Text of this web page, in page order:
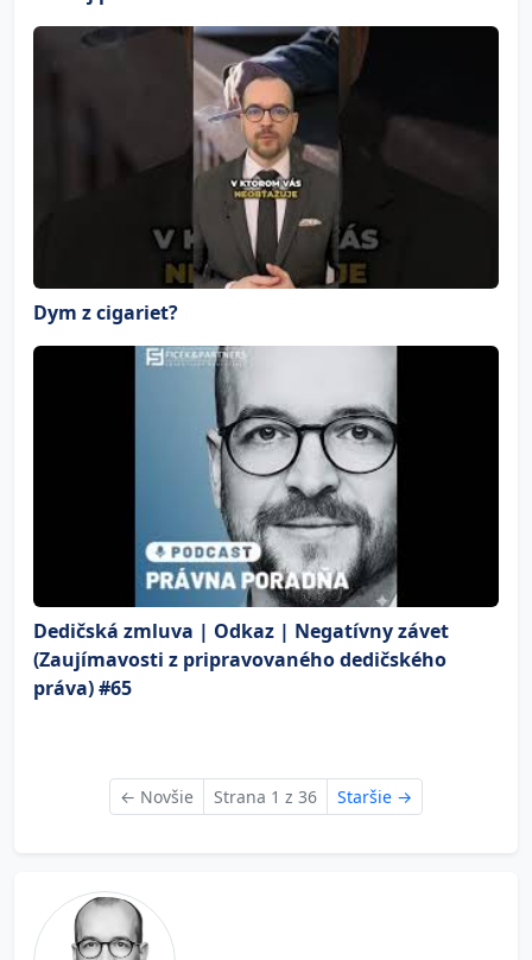
Dym z cigariet?
Dedičská zmluva | Odkaz | Negatívny závet
(Zaujímavosti z pripravovaného dedičského
práva) #65
← Novšie Strana 1 z 36 Staršie →